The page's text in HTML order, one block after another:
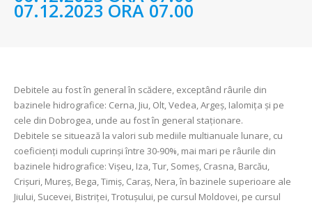
07.12.2023 ORA 07.00
Debitele au fost în general în scădere, exceptând râurile din
bazinele hidrografice: Cerna, Jiu, Olt, Vedea, Argeş, Ialomița şi pe
cele din Dobrogea, unde au fost în general staționare.
Debitele se situează la valori sub mediile multianuale lunare, cu
coeficienți moduli cuprinși între 30-90%, mai mari pe râurile din
bazinele hidrografice: Vișeu, Iza, Tur, Someș, Crasna, Barcău,
Crișuri, Mureș, Bega, Timiș, Caraș, Nera, în bazinele superioare ale
Jiului, Sucevei, Bistriței, Trotuşului, pe cursul Moldovei, pe cursul